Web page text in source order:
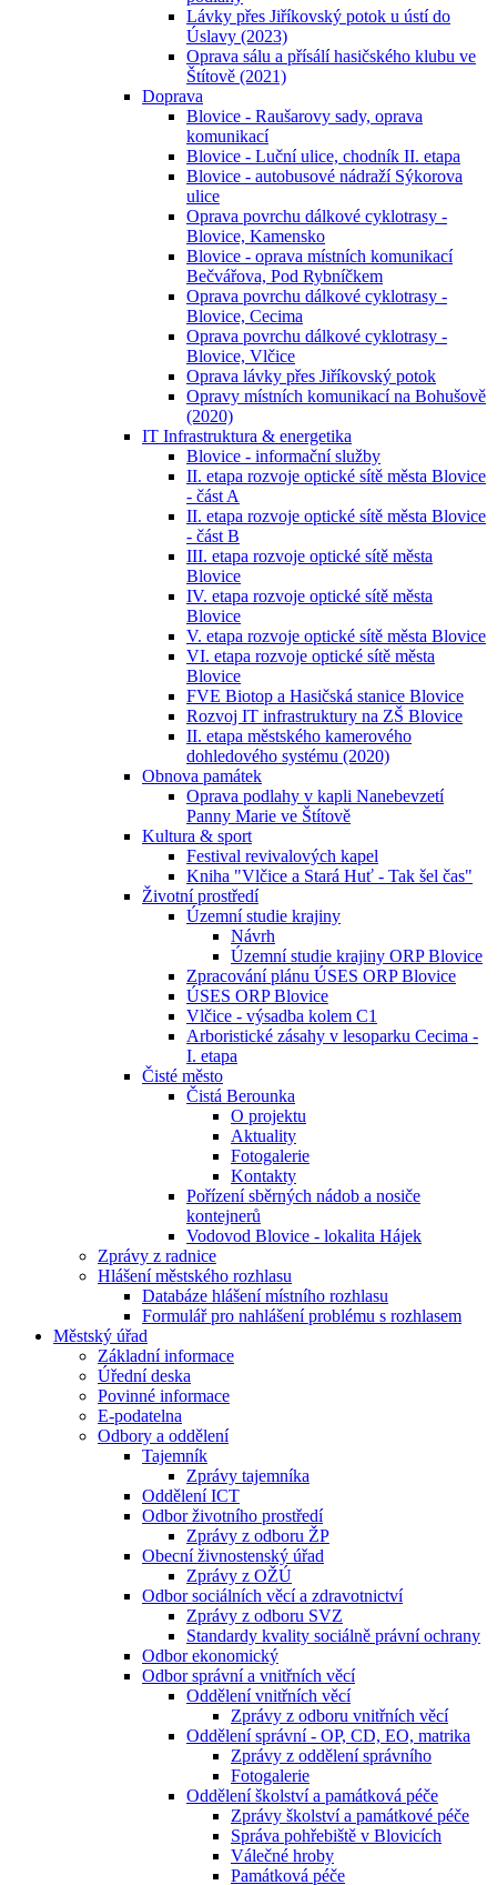
Lávky přes Jiříkovský potok u ústí do
Úslavy (2023)
Oprava sálu a přísálí hasičského klubu ve
Štítově (2021)
Doprava
Blovice - Raušarovy sady, oprava
komunikací
Blovice - Luční ulice, chodník II. etapa
Blovice - autobusové nádraží Sýkorova
ulice
Oprava povrchu dálkové cyklotrasy -
Blovice, Kamensko
Blovice - oprava místních komunikací
Bečvářova, Pod Rybníčkem
Oprava povrchu dálkové cyklotrasy -
Blovice, Cecima
Oprava povrchu dálkové cyklotrasy -
Blovice, Vlčice
Oprava lávky přes Jiříkovský potok
Opravy místních komunikací na Bohušově
(2020)
IT Infrastruktura & energetika
Blovice - informační služby
II. etapa rozvoje optické sítě města Blovice
- část A
II. etapa rozvoje optické sítě města Blovice
- část B
III. etapa rozvoje optické sítě města
Blovice
IV. etapa rozvoje optické sítě města
Blovice
V. etapa rozvoje optické sítě města Blovice
VI. etapa rozvoje optické sítě města
Blovice
FVE Biotop a Hasičská stanice Blovice
Rozvoj IT infrastruktury na ZŠ Blovice
II. etapa městského kamerového
dohledového systému (2020)
Obnova památek
Oprava podlahy v kapli Nanebevzetí
Panny Marie ve Štítově
Kultura & sport
Festival revivalových kapel
Kniha "Vlčice a Stará Huť - Tak šel čas"
Životní prostředí
Územní studie krajiny
Návrh
Územní studie krajiny ORP Blovice
Zpracování plánu ÚSES ORP Blovice
ÚSES ORP Blovice
Vlčice - výsadba kolem C1
Arboristické zásahy v lesoparku Cecima -
I. etapa
Čisté město
Čistá Berounka
O projektu
Aktuality
Fotogalerie
Kontakty
Pořízení sběrných nádob a nosiče
kontejnerů
Vodovod Blovice - lokalita Hájek
Zprávy z radnice
Hlášení městského rozhlasu
Databáze hlášení místního rozhlasu
Formulář pro nahlášení problému s rozhlasem
Městský úřad
Základní informace
Úřední deska
Povinné informace
E-podatelna
Odbory a oddělení
Tajemník
Zprávy tajemníka
Oddělení ICT
Odbor životního prostředí
Zprávy z odboru ŽP
Obecní živnostenský úřad
Zprávy z OŽÚ
Odbor sociálních věcí a zdravotnictví
Zprávy z odboru SVZ
Standardy kvality sociálně právní ochrany
Odbor ekonomický
Odbor správní a vnitřních věcí
Oddělení vnitřních věcí
Zprávy z odboru vnitřních věcí
Oddělení správní - OP, CD, EO, matrika
Zprávy z oddělení správního
Fotogalerie
Oddělení školství a památková péče
Zprávy školství a památkové péče
Správa pohřebiště v Blovicích
Válečné hroby
Památková péče